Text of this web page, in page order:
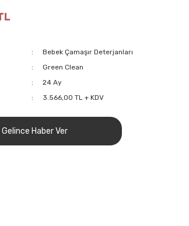
Bebek Çamaşır Deterjanları
Green Clean
24 Ay
3.566,00 TL + KDV
Gelince Haber Ver